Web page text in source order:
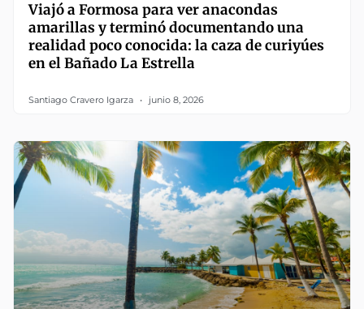
Viajó a Formosa para ver anacondas
amarillas y terminó documentando una
realidad poco conocida: la caza de curiyúes
en el Bañado La Estrella
Santiago Cravero Igarza junio 8, 2026